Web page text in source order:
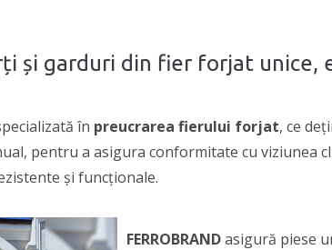
și garduri din fier forjat unice,
în preucrarea fierului forjat, ce
pentru a asigura conformitate cu viziunea
și funcționale.
FERROBRANDasigură piese